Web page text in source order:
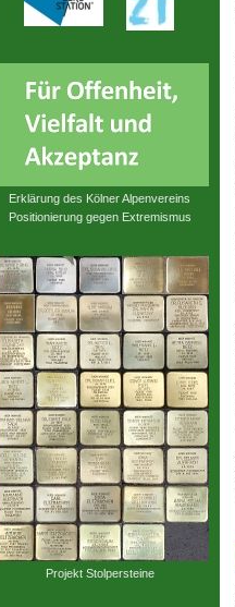
Erklärung des Kölner Alpenvereins
Positionierung gegen Extremismus
Projekt Stolpersteine